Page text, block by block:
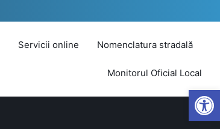
Servicii online Nomenclatura stradală
Monitorul Oficial Local